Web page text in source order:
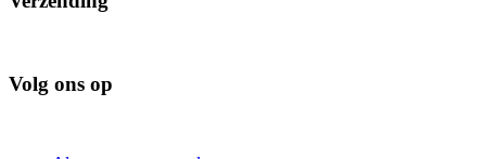
Volg ons op